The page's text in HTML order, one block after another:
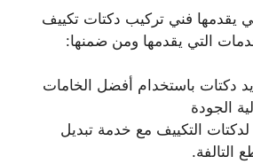
يقدمها فني تركيب دكتات تكييف
التي يقدمها ومن ضمنها:
دكتات باستخدام أفضل الخامات
الجودة
لدكتات التكييف مع خدمة تبديل
التالفة.